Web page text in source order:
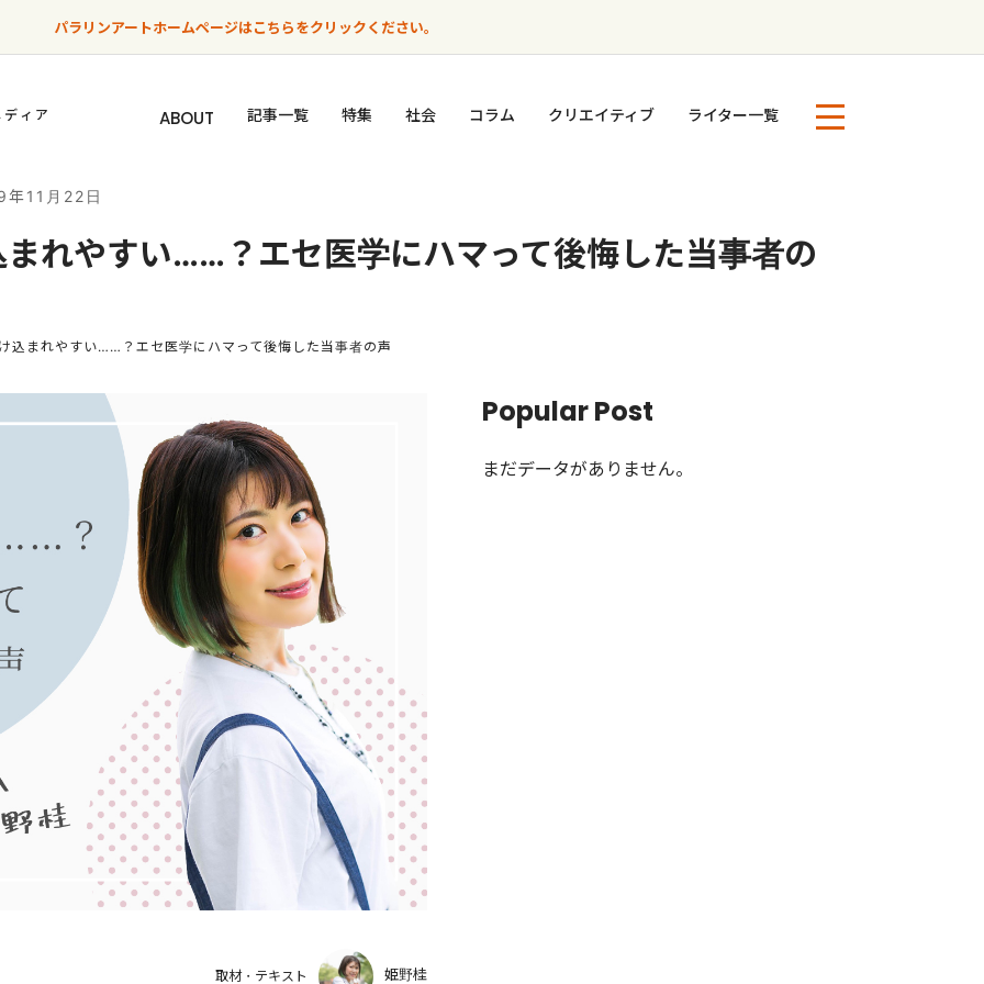
パラリンアートホームページはこちらをクリックください。
ィア ABOUT 記事一覧 特集 社会 コラム クリエイティブ ライター一覧
年11月22日
れやすい……？エセ医学にハマって後悔した当事者の
込まれやすい……？エセ医学にハマって後悔した当事者の声
取材・テキスト 姫野桂
Popular Post
まだデータがありません。